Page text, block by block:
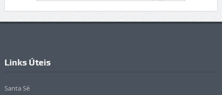
Links Úteis
Santa Sé